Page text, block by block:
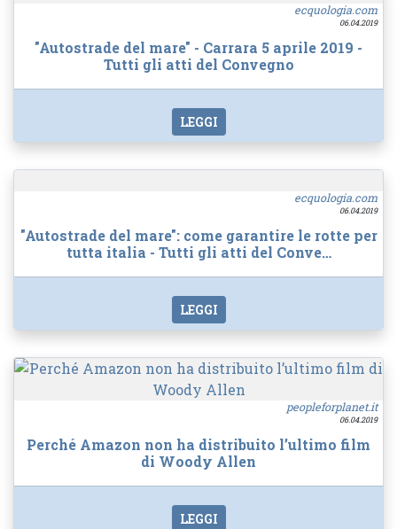
ecquologia.com
06.04.2019
"Autostrade del mare" - Carrara 5 aprile 2019 -
Tutti gli atti del Convegno
LEGGI
ecquologia.com
06.04.2019
"Autostrade del mare": come garantire le rotte per
tutta italia - Tutti gli atti del Conve…
LEGGI
peopleforplanet.it
06.04.2019
Perché Amazon non ha distribuito l’ultimo film
di Woody Allen
LEGGI